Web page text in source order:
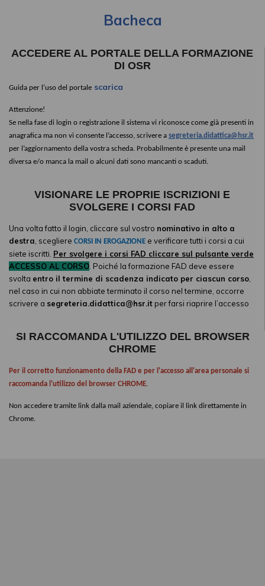
Bacheca
ACCEDERE AL PORTALE DELLA FORMAZIONE
DI OSR
Guida per l'uso del portale scarica
Attenzione!
Se nella fase di login o registrazione il sistema vi riconosce come già presenti in
anagrafica ma non vi consente l’accesso, scrivere a segreteria.didattica@hsr.it
per l’aggiornamento della vostra scheda. Probabilmente è presente una mail
diversa e/o manca la mail o alcuni dati sono mancanti o scaduti.
VISIONARE LE PROPRIE ISCRIZIONI E
SVOLGERE I CORSI FAD
Una volta fatto il login, cliccare sul vostro nominativo in alto a
destra, scegliere CORSI IN EROGAZIONE e verificare tutti i corsi a cui
siete iscritti. Per svolgere i corsi FAD cliccare sul pulsante verde
ACCESSO AL CORSO. Poiché la formazione FAD deve essere
svolta entro il termine di scadenza indicato per ciascun corso,
nel caso in cui non abbiate terminato il corso nel termine, occorre
scrivere a segreteria.didattica@hsr.itper farsi riaprire l’accesso
SI RACCOMANDA L'UTILIZZO DEL BROWSER
CHROME
Per il corretto funzionamento della FAD e per l'accesso all'area personale si
raccomanda l'utilizzo del browser CHROME.
Non accedere tramite link dalla mail aziendale, copiare il link direttamente in
Chrome.